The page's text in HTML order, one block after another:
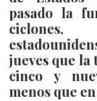
pasado la
jueves que la
cinco y
menos que en